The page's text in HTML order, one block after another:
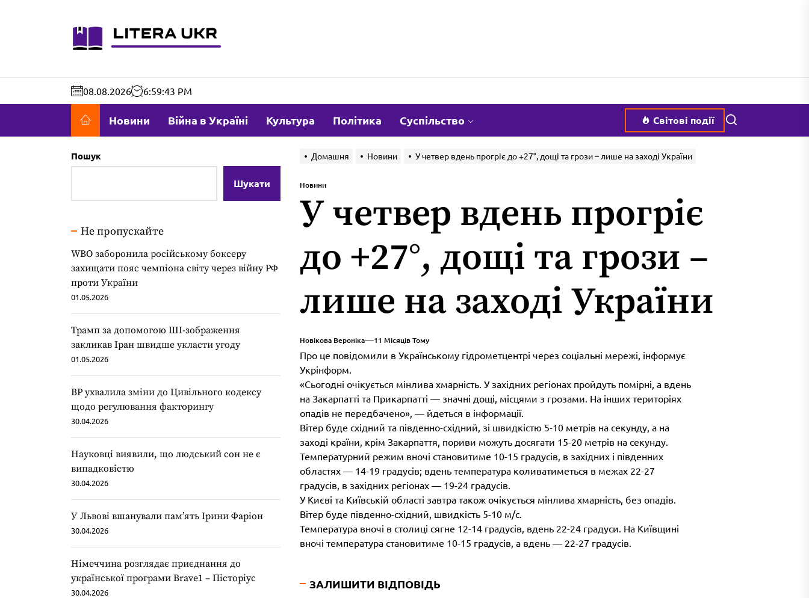
08.08.2026 6:59:44 PM
Новини Війна в Україні Культура Політика Суспільство Світові події Пошук
Домашня Новини У четвер вдень прогріє до +27°, дощі та грози – лише на заході України
Новини
У четвер вдень прогріє
до +27°, дощі та грози –
лише на заході України
Новікова Вероніка 11 Місяців Тому
Про це повідомили в Українському гідрометцентрі через соціальні мережі, інформує
Укрінформ.
«Сьогодні очікується мінлива хмарність. У західних регіонах пройдуть помірні, а вдень
на Закарпатті та Прикарпатті — значні дощі, місцями з грозами. На інших територіях
опадів не передбачено», — йдеться в інформації.
Вітер буде східний та південно-східний, зі швидкістю 5-10 метрів на секунду, а на
заході країни, крім Закарпаття, пориви можуть досягати 15-20 метрів на секунду.
Температурний режим вночі становитиме 10-15 градусів, в західних і південних
областях — 14-19 градусів; вдень температура коливатиметься в межах 22-27
градусів, в західних регіонах — 19-24 градусів.
У Києві та Київській області завтра також очікується мінлива хмарність, без опадів.
Вітер буде південно-східний, швидкість 5-10 м/с.
Температура вночі в столиці сягне 12-14 градусів, вдень 22-24 градуси. На Київщині
вночі температура становитиме 10-15 градусів, а вдень — 22-27 градусів.
ЗАЛИШИТИ ВІДПОВІДЬ
Пошук
Шукати
Не пропускайте
WBO заборонила російському боксеру
захищати пояс чемпіона світу через війну РФ
проти України
01.05.2026
Трамп за допомогою ШІ-зображення
закликав Іран швидше укласти угоду
01.05.2026
ВР ухвалила зміни до Цивільного кодексу
щодо регулювання факторингу
30.04.2026
Науковці виявили, що людський сон не є
випадковістю
30.04.2026
У Львові вшанували пам’ять Ірини Фаріон
30.04.2026
Німеччина розглядає приєднання до
української програми Brave1 – Пісторіус
30.04.2026